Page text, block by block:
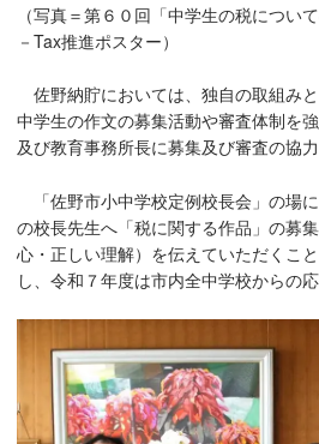
（写真＝第６０回「中学生の税につい
－Tax推進ポスター）
佐野納貯においては、独自の取組み
中学生の作文の募集活動や審査体制を
及び教育事務所長に募集及び審査の協力
「佐野市小中学校定例校長会」の場
の校長先生へ「税に関する作品」の募
心・正しい理解）を伝えていただくこ
し、令和７年度は市内全中学校からの応